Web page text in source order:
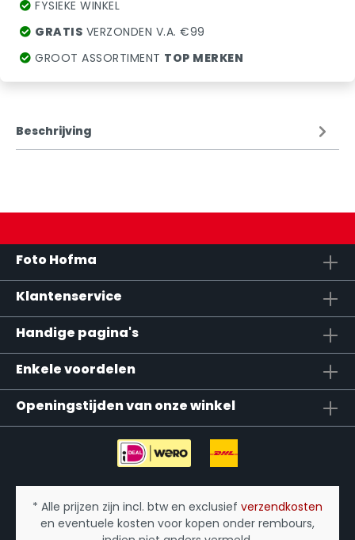
FYSIEKE WINKEL
GRATIS VERZONDEN V.A. €99
GROOT ASSORTIMENT TOP MERKEN
Beschrijving
Foto Hofma
Klantenservice
Handige pagina's
Enkele voordelen
Openingstijden van onze winkel
* Alle prijzen zijn incl. btw en exclusief verzendkosten
en eventuele kosten voor kopen onder rembours,